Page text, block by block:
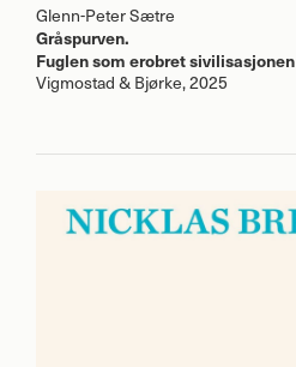
Glenn-Peter Sætre
Gråspurven.
Fuglen som erobret sivilisasjonen
Vigmostad & Bjørke, 2025